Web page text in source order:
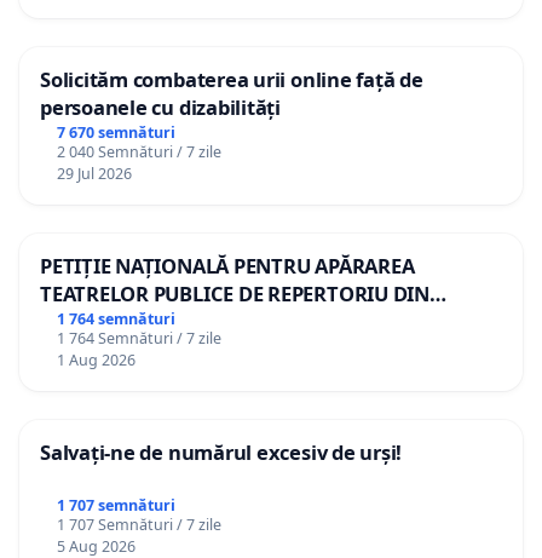
Solicităm combaterea urii online față de
persoanele cu dizabilități
7 670 semnături
2 040 Semnături / 7 zile
29 Jul 2026
PETIȚIE NAȚIONALĂ PENTRU APĂRAREA
TEATRELOR PUBLICE DE REPERTORIU DIN
ROMÂNIA
1 764 semnături
1 764 Semnături / 7 zile
1 Aug 2026
Salvați-ne de numărul excesiv de urși!
1 707 semnături
1 707 Semnături / 7 zile
5 Aug 2026